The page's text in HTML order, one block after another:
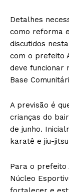
Detalhes
como reforma
discutidos
com o prefeito
deve funcionar
Base
A previsão é
crianças do
de junho.
karatê e jiu-
Para o prefeito
Núcleo